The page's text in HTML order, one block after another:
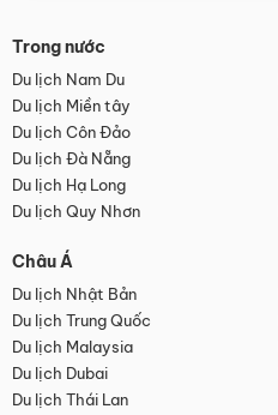
Trong nước
Du lịch Nam Du
Du lịch Miền tây
Du lịch Côn Đảo
Du lịch Đà Nẵng
Du lịch Hạ Long
Du lịch Quy Nhơn
Châu Á
Du lịch Nhật Bản
Du lịch Trung Quốc
Du lịch Malaysia
Du lịch Dubai
Du lịch Thái Lan